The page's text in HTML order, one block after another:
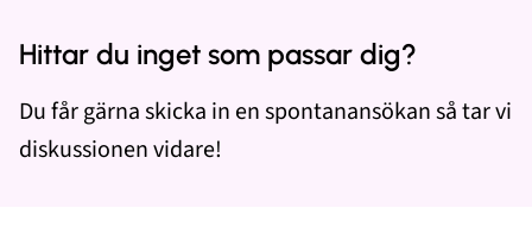
Hittar du inget som passar dig?
Du får gärna skicka in en spontanansökan så tar vi
diskussionen vidare!